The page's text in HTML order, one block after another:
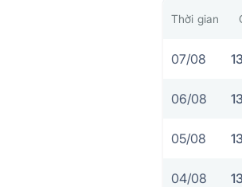
Thời gian
07/08
06/08
05/08
04/08